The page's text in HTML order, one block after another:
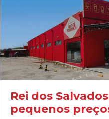
Rua Albino Beatriz, 100 -
Segunda a sábado:
Domingo: FECHADA
ÚLTIMOS DIAS DE
(41) 3411-1754
(41) 99249-4620
Rei dos
pequenos